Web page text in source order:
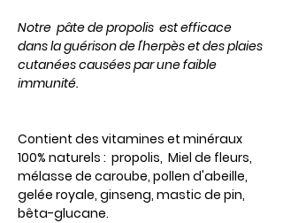
Notre pâte de propolis est efficace
dans la guérison de l'herpès et des plaies
cutanées causées par une faible
immunité.
Contient des vitamines et minéraux
100% naturels : propolis, Miel de fleurs,
mélasse de caroube, pollen d'abeille,
gelée royale, ginseng, mastic de pin,
bêta-glucane.